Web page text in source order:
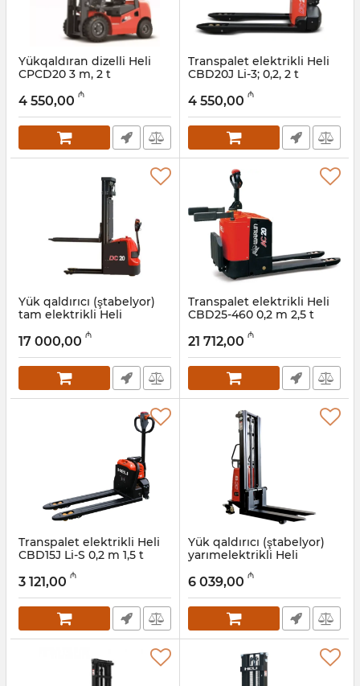
Yükqaldıran dizelli Heli
CPCD20 3 m, 2 t
017011141
4 550,00 ₼
Transpalet elektrikli Heli
CBD20J Li-3; 0,2, 2 t
056001010
4 550,00 ₼
Yük qaldırıcı (ştabelyor)
tam elektrikli Heli
Artikul: 056001009
17 000,00 ₼
Transpalet elektrikli Heli
CBD25-460 0,2 m 2,5 t
056001008
21 712,00 ₼
Transpalet elektrikli Heli
CBD15J Li-S 0,2 m 1,5 t
056001007
3 121,00 ₼
Yük qaldırıcı (ştabelyor)
yarımelektrikli Heli
Artikul: 056001006
6 039,00 ₼